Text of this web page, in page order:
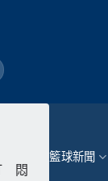
悶
籃球新聞